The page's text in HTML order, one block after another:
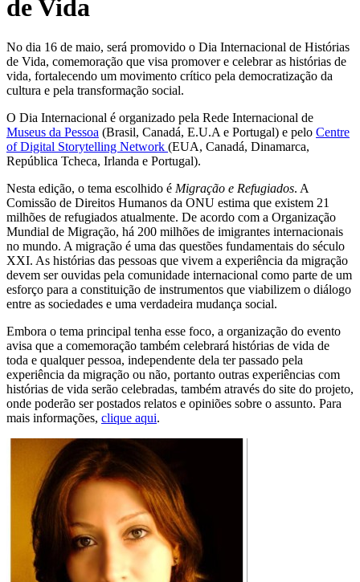
de Vida
No dia 16 de maio, será promovido o Dia Internacional de Histórias
de Vida, comemoração que visa promover e celebrar as histórias de
vida, fortalecendo um movimento crítico pela democratização da
cultura e pela transformação social.
O Dia Internacional é organizado pela Rede Internacional de
Museus da Pessoa (Brasil, Canadá, E.U.A e Portugal) e pelo Centre
of Digital Storytelling Network (EUA, Canadá, Dinamarca,
República Tcheca, Irlanda e Portugal).
Nesta edição, o tema escolhido é Migração e Refugiados. A
Comissão de Direitos Humanos da ONU estima que existem 21
milhões de refugiados atualmente. De acordo com a Organização
Mundial de Migração, há 200 milhões de imigrantes internacionais
no mundo. A migração é uma das questões fundamentais do século
XXI. As histórias das pessoas que vivem a experiência da migração
devem ser ouvidas pela comunidade internacional como parte de um
esforço para a constituição de instrumentos que viabilizem o diálogo
entre as sociedades e uma verdadeira mudança social.
Embora o tema principal tenha esse foco, a organização do evento
avisa que a comemoração também celebrará histórias de vida de
toda e qualquer pessoa, independente dela ter passado pela
experiência da migração ou não, portanto outras experiências com
histórias de vida serão celebradas, também através do site do projeto,
onde poderão ser postados relatos e opiniões sobre o assunto. Para
mais informações, clique aqui.